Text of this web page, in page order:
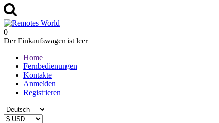
0
Der Einkaufswagen ist leer
Home
Fernbedienungen
Kontakte
Anmelden
Registrieren